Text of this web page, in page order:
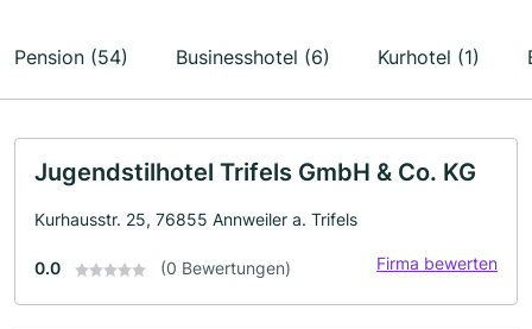
Pension (54) Businesshotel (6) Kurhotel (1)
Jugendstilhotel Trifels GmbH & Co. KG
Kurhausstr. 25, 76855 Annweiler a. Trifels
0.0 (0 Bewertungen) Firma bewerten